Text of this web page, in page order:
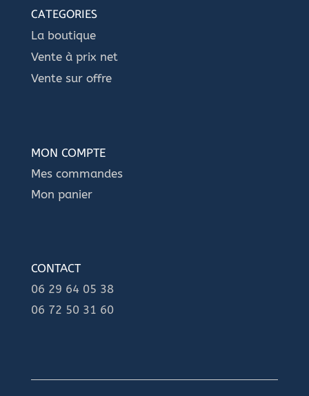
CATEGORIES
La boutique
Vente à prix net
Vente sur offre
MON COMPTE
Mes commandes
Mon panier
CONTACT
06 29 64 05 38
06 72 50 31 60